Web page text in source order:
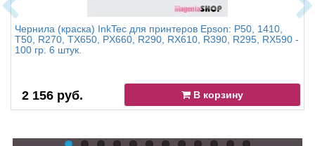
Чернила (краска) InkTec для принтеров Epson: P50, 1410,
T50, R270, TX650, PX660, R290, RX610, R390, R295, RX590 -
100 гр. 6 штук.
2 156 руб. В корзину